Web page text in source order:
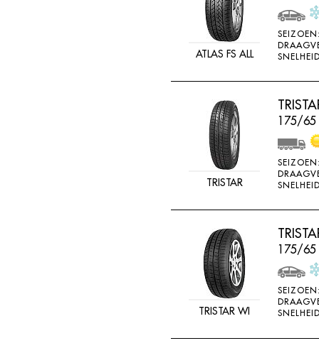
ATLAS FS ALL
TRISTAR
175/65
TRISTAR WI
175/65